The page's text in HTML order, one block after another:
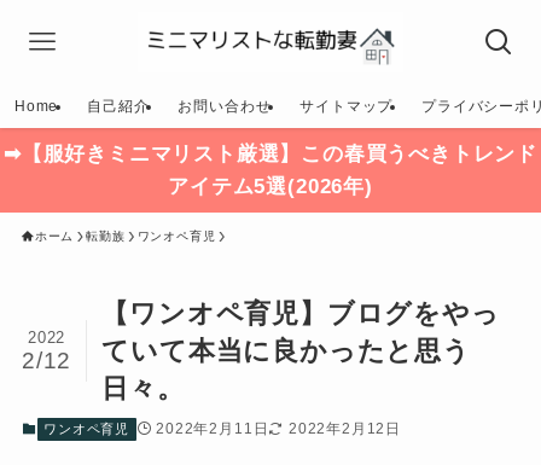
Home 自己紹介 お問い合わせ サイトマップ プライバシーポ
➡【服好きミニマリスト厳選】この春買うべきトレンド
アイテム5選(2026年)
ホーム 転勤族 ワンオペ育児
【ワンオペ育児】ブログをやっ
ていて本当に良かったと思う
日々。
2022
2/12
ワンオペ育児 2022年2月11日 2022年2月12日